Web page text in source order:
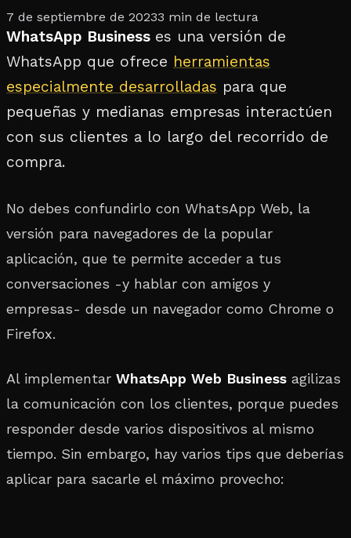
7 de septiembre de 20233 min de lectura
WhatsApp Business es una versión de
WhatsApp que ofrece herramientas
especialmente desarrolladas para que
pequeñas y medianas empresas interactúen
con sus clientes a lo largo del recorrido de
compra.
No debes confundirlo con WhatsApp Web, la
versión para navegadores de la popular
aplicación, que te permite acceder a tus
conversaciones -y hablar con amigos y
empresas- desde un navegador como Chrome o
Firefox.
Al implementar WhatsApp Web Business agilizas
la comunicación con los clientes, porque puedes
responder desde varios dispositivos al mismo
tiempo. Sin embargo, hay varios tips que deberías
aplicar para sacarle el máximo provecho: